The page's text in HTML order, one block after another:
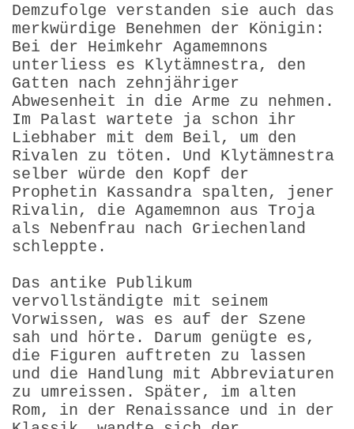
Demzufolge verstanden sie auch das
merkwürdige Benehmen der Königin:
Bei der Heimkehr Agamemnons
unterliess es Klytämnestra, den
Gatten nach zehnjähriger
Abwesenheit in die Arme zu nehmen.
Im Palast wartete ja schon ihr
Liebhaber mit dem Beil, um den
Rivalen zu töten. Und Klytämnestra
selber würde den Kopf der
Prophetin Kassandra spalten, jener
Rivalin, die Agamemnon aus Troja
als Nebenfrau nach Griechenland
schleppte.
Das antike Publikum
vervollständigte mit seinem
Vorwissen, was es auf der Szene
sah und hörte. Darum genügte es,
die Figuren auftreten zu lassen
und die Handlung mit Abbreviaturen
zu umreissen. Später, im alten
Rom, in der Renaissance und in der